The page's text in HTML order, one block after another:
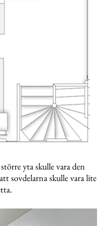
yta skulle vara den
sovdelarna skulle vara lite